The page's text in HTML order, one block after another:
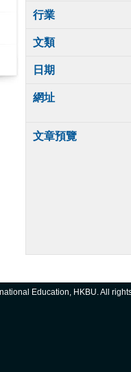
行業
文類
日期
網址
文章預覽
Education, HKBU. All